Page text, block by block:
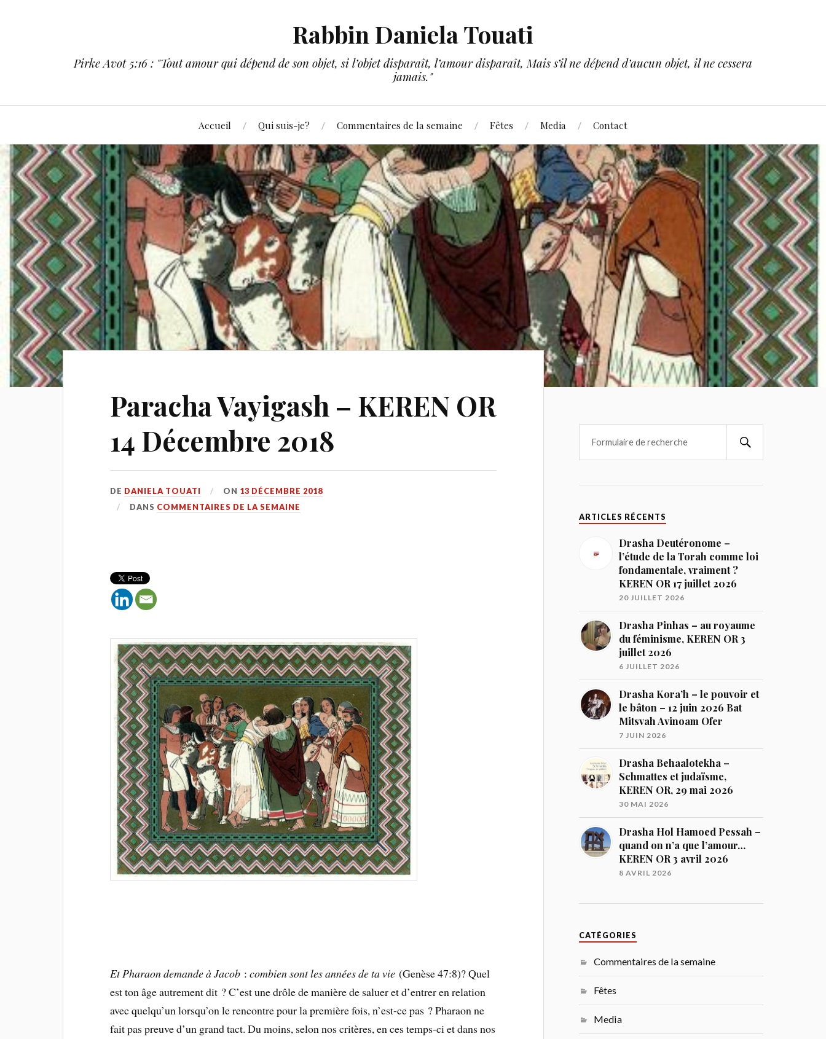
Rabbin Daniela Touati
Pirke Avot 5:16 : "Tout amour qui dépend de son objet, si l’objet disparaît, l’amour disparaît, Mais s’il ne dépend d’aucun objet, il ne cessera
jamais."
Accueil Qui suis-je? Commentaires de la semaine Fêtes Media Contact
Paracha Vayigash – KEREN OR
14 Décembre 2018
DE DANIELA TOUATI ON 13 DÉCEMBRE 2018
DANS COMMENTAIRES DE LA SEMAINE
Et Pharaon demande à Jacob :combien sont les années de ta vie (Genèse 47:8)? Quel
est ton âge autrement dit ? C’est une drôle de manière de saluer et d’entrer en relation
avec quelqu’un lorsqu’on le rencontre pour la première fois, n’est-ce pas ? Pharaon ne
fait pas preuve d’un grand tact. Du moins, selon nos critères, en ces temps-ci et dans nos
ARTICLES RÉCENTS
Drasha Deutéronome –
l’étude de la Torah comme loi
fondamentale, vraiment ?
KEREN OR 17 juillet 2026
20 JUILLET 2026
Drasha Pinhas – au royaume
du féminisme, KEREN OR 3
juillet 2026
6 JUILLET 2026
Drasha Kora’h – le pouvoir et
le bâton – 12 juin 2026 Bat
Mitsvah Avinoam Ofer
7 JUIN 2026
Drasha Behaalotekha –
Schmattes et judaïsme,
KEREN OR, 29 mai 2026
30 MAI 2026
Drasha Hol Hamoed Pessah –
quand on n’a que l’amour…
KEREN OR 3 avril 2026
8 AVRIL 2026
CATÉGORIES
Commentaires de la semaine
Fêtes
Media